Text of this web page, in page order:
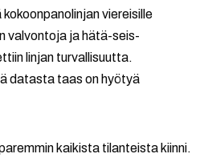
viereisille
valvontoja ja hätä-seis-
linjan turvallisuutta.
datasta taas on hyötyä
kaikista tilanteista kiinni.